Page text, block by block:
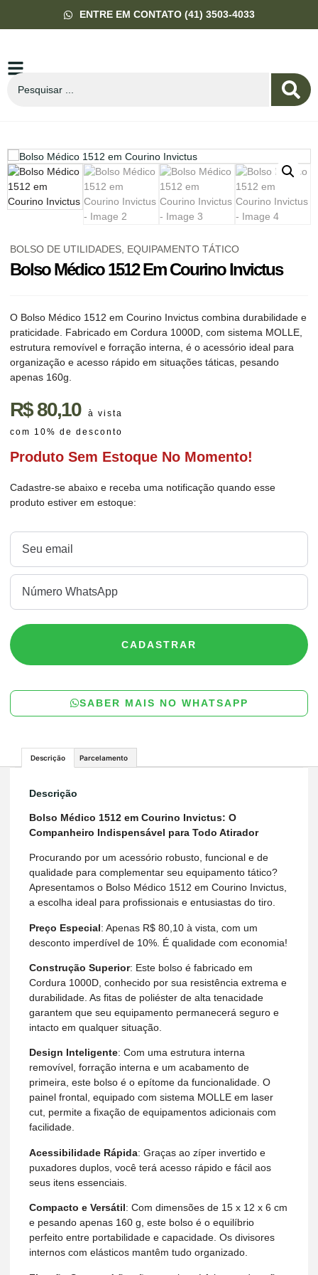
ENTRE EM CONTATO (41) 3503-4033
BOLSO DE UTILIDADES EQUIPAMENTO TÁTICO
Bolso Médico 1512 Em Courino Invictus
O Bolso Médico 1512 em Courino Invictus combina durabilidade e
praticidade. Fabricado em Cordura 1000D, com sistema MOLLE,
estrutura removível e forração interna, é o acessório ideal para
organização e acesso rápido em situações táticas, pesando
apenas 160g.
R$80,10
à vista
com 10% de desconto
Produto Sem Estoque No Momento!
Cadastre-se abaixo e receba uma notificação quando esse
produto estiver em estoque:
CADASTRAR
SABER MAIS NO WHATSAPP
Descrição Parcelamento
Descrição
Bolso Médico 1512 em Courino Invictus: O
Companheiro Indispensável para Todo Atirador
Procurando por um acessório robusto, funcional e de
qualidade para complementar seu equipamento tático?
Apresentamos o Bolso Médico 1512 em Courino Invictus,
a escolha ideal para profissionais e entusiastas do tiro.
Preço Especial: Apenas R$ 80,10 à vista, com um
desconto imperdível de 10%. É qualidade com economia!
Construção Superior: Este bolso é fabricado em
Cordura 1000D, conhecido por sua resistência extrema e
durabilidade. As fitas de poliéster de alta tenacidade
garantem que seu equipamento permanecerá seguro e
intacto em qualquer situação.
Design Inteligente: Com uma estrutura interna
removível, forração interna e um acabamento de
primeira, este bolso é o epítome da funcionalidade. O
painel frontal, equipado com sistema MOLLE em laser
cut, permite a fixação de equipamentos adicionais com
facilidade.
Acessibilidade Rápida: Graças ao zíper invertido e
puxadores duplos, você terá acesso rápido e fácil aos
seus itens essenciais.
Compacto e Versátil: Com dimensões de 15 x 12 x 6 cm
e pesando apenas 160 g, este bolso é o equilíbrio
perfeito entre portabilidade e capacidade. Os divisores
internos com elásticos mantêm tudo organizado.